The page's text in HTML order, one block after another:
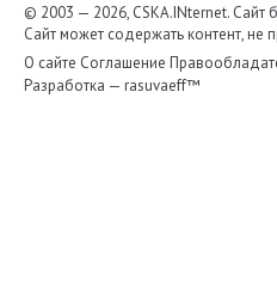
© 2003 — 2026, CSKA.INternet.
Сайт может содержать контент,
О сайте Соглашение
Разработка — rasuvaeff™